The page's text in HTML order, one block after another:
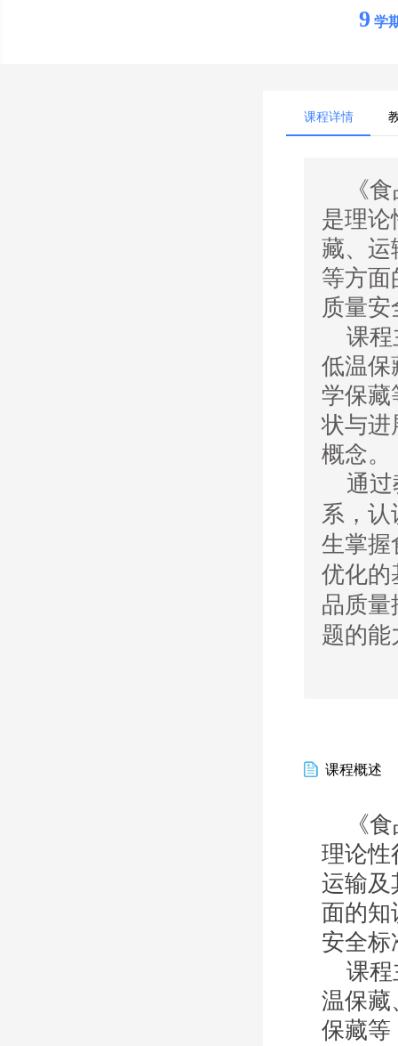
9 学
课程详情
《
是理论
藏、运
等方面
质量
课
低温保
学保藏
状与进
概念。
通过
系，
生掌握
优化的
品质量
题的能
课程概述
《
理论性
运输及
面的知
安全标
课
温保藏
保藏等